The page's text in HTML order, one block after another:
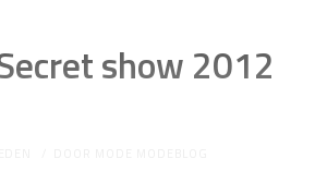
show 2012